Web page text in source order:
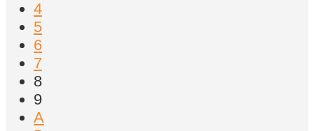
4
5
6
7
8
9
A